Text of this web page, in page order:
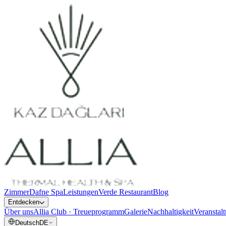
ZimmerDafne SpaLeistungenVerde RestaurantBlog
Entdecken
Über unsAllia Club · TreueprogrammGalerieNachhaltigkeit
DeutschDE